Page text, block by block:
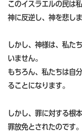
このイスラエルの民は
神に反逆し、神を悲し
しかし、神様は、私た
いません。
もちろん、私たちは自
ることになります。
しかし、罪に対する根
罪放免とされたのです。